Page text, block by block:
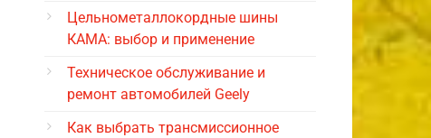
Цельнометаллокордные шины
КАМА: выбор и применение
Техническое обслуживание и
ремонт автомобилей Geely
Как выбрать трансмиссионное